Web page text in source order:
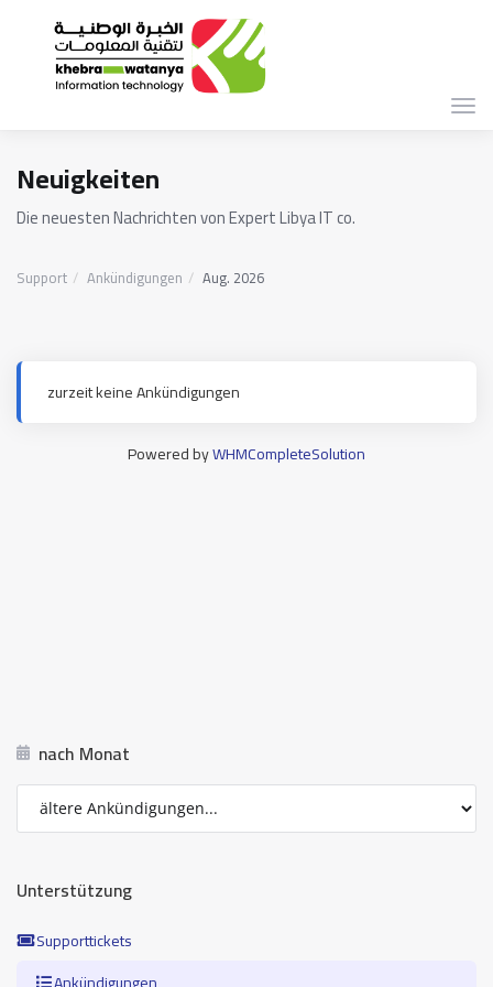
Neuigkeiten
Die neuesten Nachrichten von Expert Libya IT co.
Support Ankündigungen Aug. 2026
nach Monat
Unterstützung
Supporttickets
zurzeit keine Ankündigungen
Powered byWHMCompleteSolution